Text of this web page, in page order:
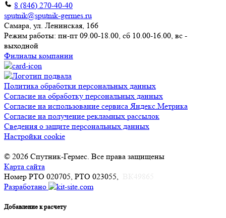
8 (846) 270-40-40
sputnik@sputnik-germes.ru
Самара, ул. Ленинская, 166
Режим работы: пн-пт 09.00-18.00, сб 10.00-16.00, вс -
выходной
Филиалы компании
Политика обработки персональных данных
Согласие на обработку персональных данных
Согласие на использование сервиса Яндекс.Метрика
Согласие на получение рекламных рассылок
Сведения о защите персональных данных
Настройки cookie
© 2026 Спутник-Гермес. Все права защищены
Карта сайта
Номер РТО 020705, РТО 023055,
Разработано
Добавление к расчету